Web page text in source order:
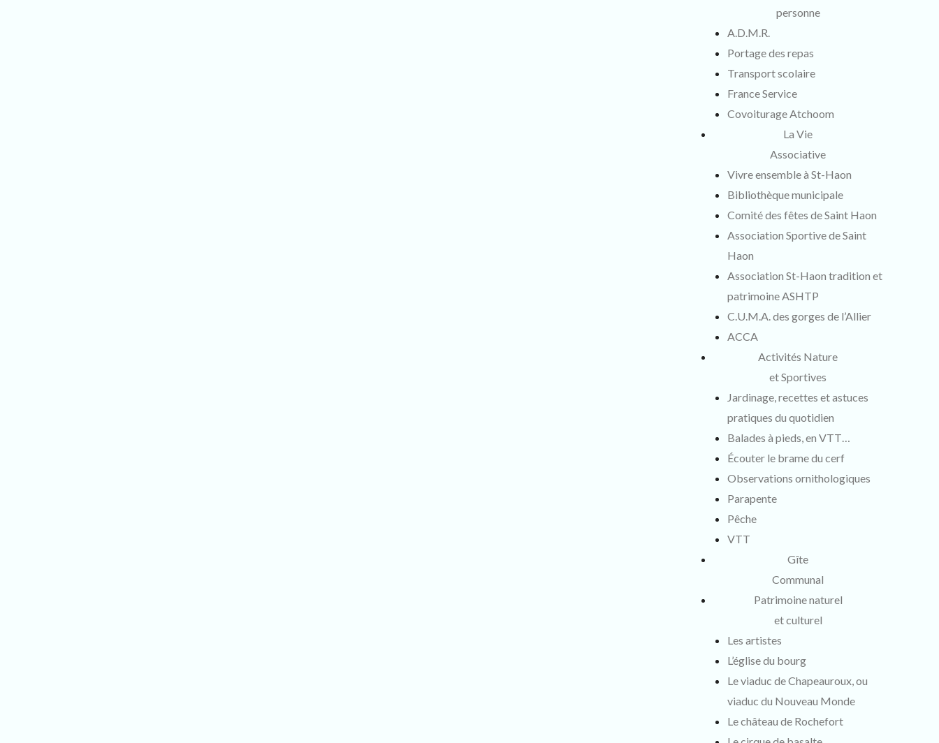
personne
A.D.M.R.
Portage des repas
Transport scolaire
France Service
Covoiturage Atchoom
La Vie
Associative
Vivre ensemble à St-Haon
Bibliothèque municipale
Comité des fêtes de Saint Haon
Association Sportive de Saint
Haon
Association St-Haon tradition et
patrimoine ASHTP
C.U.M.A. des gorges de l’Allier
ACCA
Activités Nature
et Sportives
Jardinage, recettes et astuces
pratiques du quotidien
Balades à pieds, en VTT…
Écouter le brame du cerf
Observations ornithologiques
Parapente
Pêche
VTT
Gîte
Communal
Patrimoine naturel
et culturel
Les artistes
L’église du bourg
Le viaduc de Chapeauroux, ou
viaduc du Nouveau Monde
Le château de Rochefort